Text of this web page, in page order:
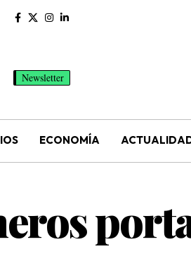
Newsletter
ECONOMÍA